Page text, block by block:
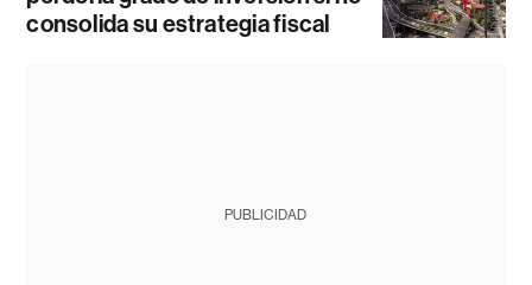
consolida su estrategia fiscal
PUBLICIDAD